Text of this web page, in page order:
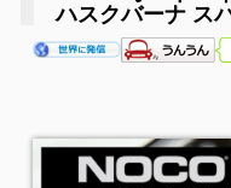
ハスクバーナ ス